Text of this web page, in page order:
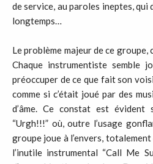
de service, au paroles ineptes,
longtemps…
Le problème majeur de ce groupe,
Chaque instrumentiste semble
préoccuper de ce que fait son
comme si c’était joué par des
d’âme. Ce constat est évident
“Urgh!!!” où, outre l’usage
groupe joue à l’envers,
l’inutile instrumental “Call Me